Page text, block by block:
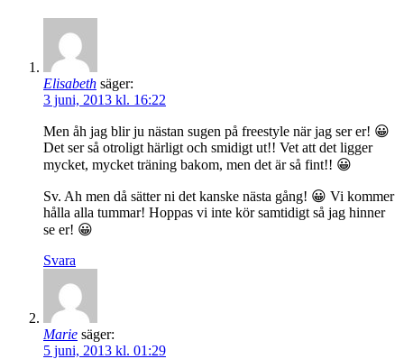
Elisabeth säger:
3 juni, 2013 kl. 16:22
Men åh jag blir ju nästan sugen på freestyle när jag ser er! 😀
Det ser så otroligt härligt och smidigt ut!! Vet att det ligger
mycket, mycket träning bakom, men det är så fint!! 😀
Sv. Ah men då sätter ni det kanske nästa gång! 😀 Vi kommer
hålla alla tummar! Hoppas vi inte kör samtidigt så jag hinner
se er! 😀
Svara
Marie säger:
5 juni, 2013 kl. 01:29